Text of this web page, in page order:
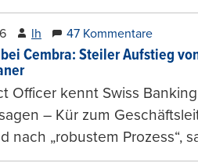
lh 47 Kommentare
Cembra: Steiler Aufstieg
Officer kennt Swiss
– Kür zum
nach „robustem Prozess“,